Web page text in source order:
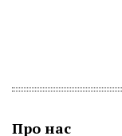
Про нас